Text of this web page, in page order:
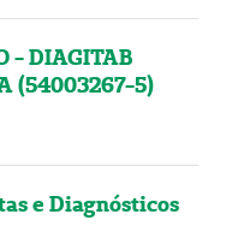
- DIAGITAB
(54003267-5)
e Diagnósticos